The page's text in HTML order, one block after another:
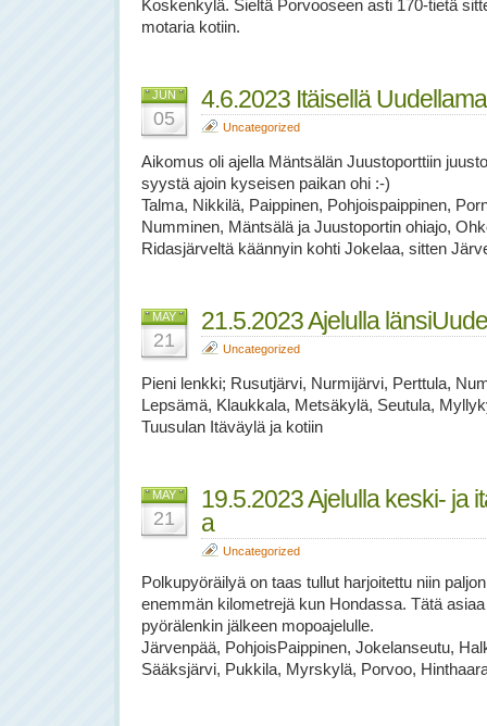
Koskenkylä. Sieltä Porvooseen asti 170-tietä
motaria kotiin.
JUN
05
4.6.2023 Itäisellä
Uncategorized
Aikomus oli ajella Mäntsälän Juustoporttiin
syystä ajoin kyseisen paikan ohi :-)
Talma, Nikkilä, Paippinen, Pohjoispaippinen,
Numminen, Mäntsälä ja Juustoportin ohiajo,
Ridasjärveltä käännyin kohti Jokelaa, sitten
MAY
21
21.5.2023 Ajelulla
Uncategorized
Pieni lenkki; Rusutjärvi, Nurmijärvi, Perttula,
Lepsämä, Klaukkala, Metsäkylä, Seutula,
Tuusulan Itäväylä ja kotiin
MAY
21
19.5.2023 Ajelulla keski- ja
a
Uncategorized
Polkupyöräilyä on taas tullut harjoitettu niin
enemmän kilometrejä kun Hondassa. Tätä
pyörälenkin jälkeen mopoajelulle.
Järvenpää, PohjoisPaippinen, Jokelanseutu,
Sääksjärvi, Pukkila, Myrskylä, Porvoo,